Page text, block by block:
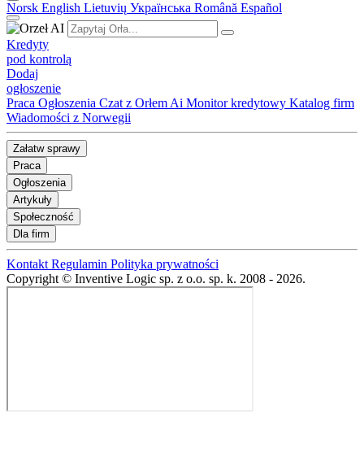
Norsk English Lietuvių Українська Română Español
Kredyty
pod kontrolą
Dodaj
ogłoszenie
Praca Ogłoszenia Czat z Orłem Ai Monitor kredytowy Katalog firm
Wiadomości z Norwegii
Załatw sprawy
Praca
Ogłoszenia
Artykuły
Społeczność
Dla firm
Kontakt Regulamin Polityka prywatności
Copyright © Inventive Logic sp. z o.o. sp. k. 2008 - 2026.